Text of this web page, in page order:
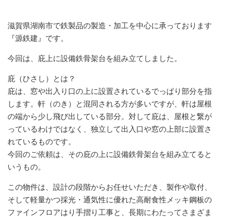
滋賀県湖南市で鉄製品の製造・加工を中心に承っております
『源鉄建』です。
今回は、庇上に設備鉄骨架台を組み立てしました。
庇（ひさし）とは？
庇は、窓や出入り口の上に設置されているでっぱり部分を指
します。軒（のき）と混同される方が多いですが、軒は屋根
の端から少し飛び出している部分。対して庇は、屋根と繋が
っているわけではなく、独立して出入口や窓の上部に設置さ
れているものです。
今回のご依頼は、その庇の上に設備鉄骨架台を組み立てると
いうもの。
この物件は、設計の段階からお任せいただき、製作や取付、
そして軽量かつ採光・通気性に優れた高耐食性メッキ鋼板の
ファインフロアはり手摺り工事と、長期にわたってさまざま